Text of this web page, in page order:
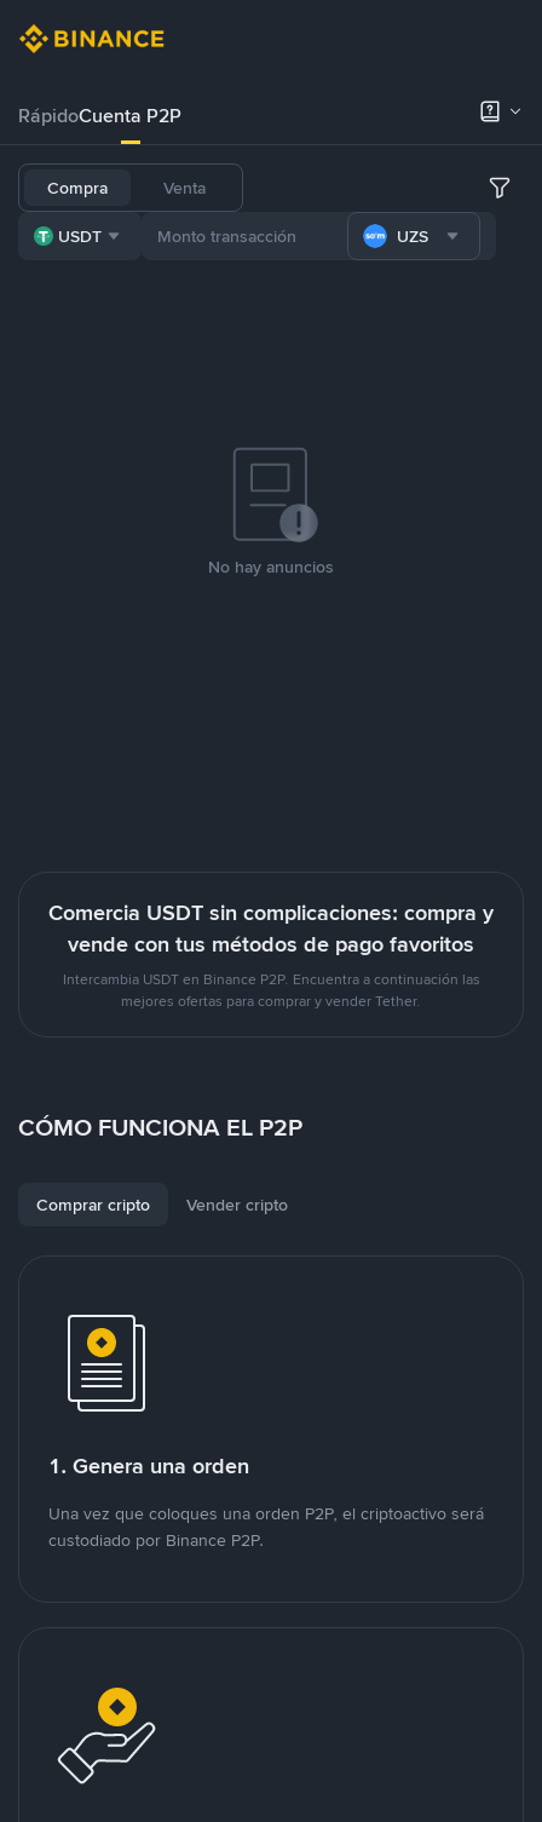
RápidoCuenta P2P
Compra Venta
USDT UZS
No hay anuncios
Comercia USDT sin complicaciones: compra y
vende con tus métodos de pago favoritos
Intercambia USDT en Binance P2P. Encuentra a continuación las
mejores ofertas para comprar y vender Tether.
CÓMO FUNCIONA EL P2P
Comprar cripto Vender cripto
1. Genera una orden
Una vez que coloques una orden P2P, el criptoactivo será
custodiado por Binance P2P.